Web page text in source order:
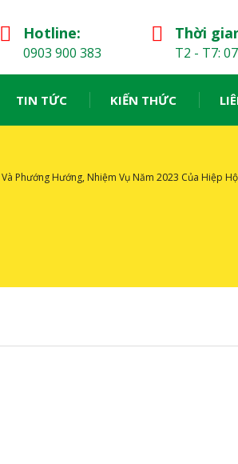
Thời
T2 - T7:
Hotline:
0903 900 383
TIN TỨC KIẾN THỨC
Phướng Hướng, Nhiệm Vụ Năm 2023 Của Hiệp